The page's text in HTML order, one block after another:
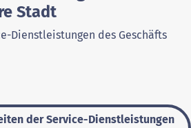
Stadt
Dienstleistungen des Geschäfts
der Service-Dienstleistungen